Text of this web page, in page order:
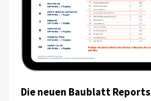
Die neuen Baublatt Reports